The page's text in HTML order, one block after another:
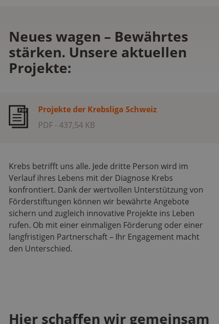
Neues wagen – Bewährtes
stärken. Unsere aktuellen
Projekte:
Projekte der Krebsliga Schweiz
PDF - 437,54 KB
Krebs betrifft uns alle. Jede dritte Person wird im
Verlauf ihres Lebens mit der Diagnose Krebs
konfrontiert. Dank der wertvollen Unterstützung von
Förderstiftungen können wir bewährte Angebote
sichern und zugleich innovative Projekte ins Leben
rufen. Ob mit einer einmaligen Förderung oder einer
langfristigen Partnerschaft – Ihr Engagement macht
den Unterschied.
Hier schaffen wir gemeinsam